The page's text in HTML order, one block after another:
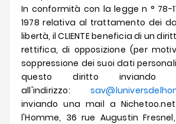
In conformità con la legge n ° 78-
1978 relativa al trattamento dei
libertà, il CLIENTE beneficia di un
rettifica, di opposizione (per
soppressione dei suoi dati
questo diritto inviando
all'indirizzo:
inviando una mail a
l'Homme, 36 rue Augustin